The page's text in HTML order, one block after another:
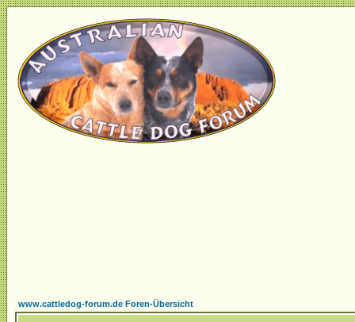
www.cattledog-forum.de Foren-Übersicht